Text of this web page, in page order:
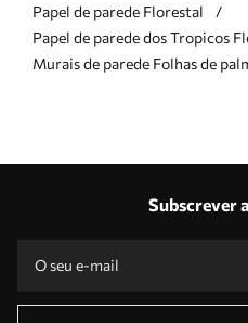
Papel de parede Florestal
Papel de parede dos Tropicos
Murais de parede Folhas de
Subscrever